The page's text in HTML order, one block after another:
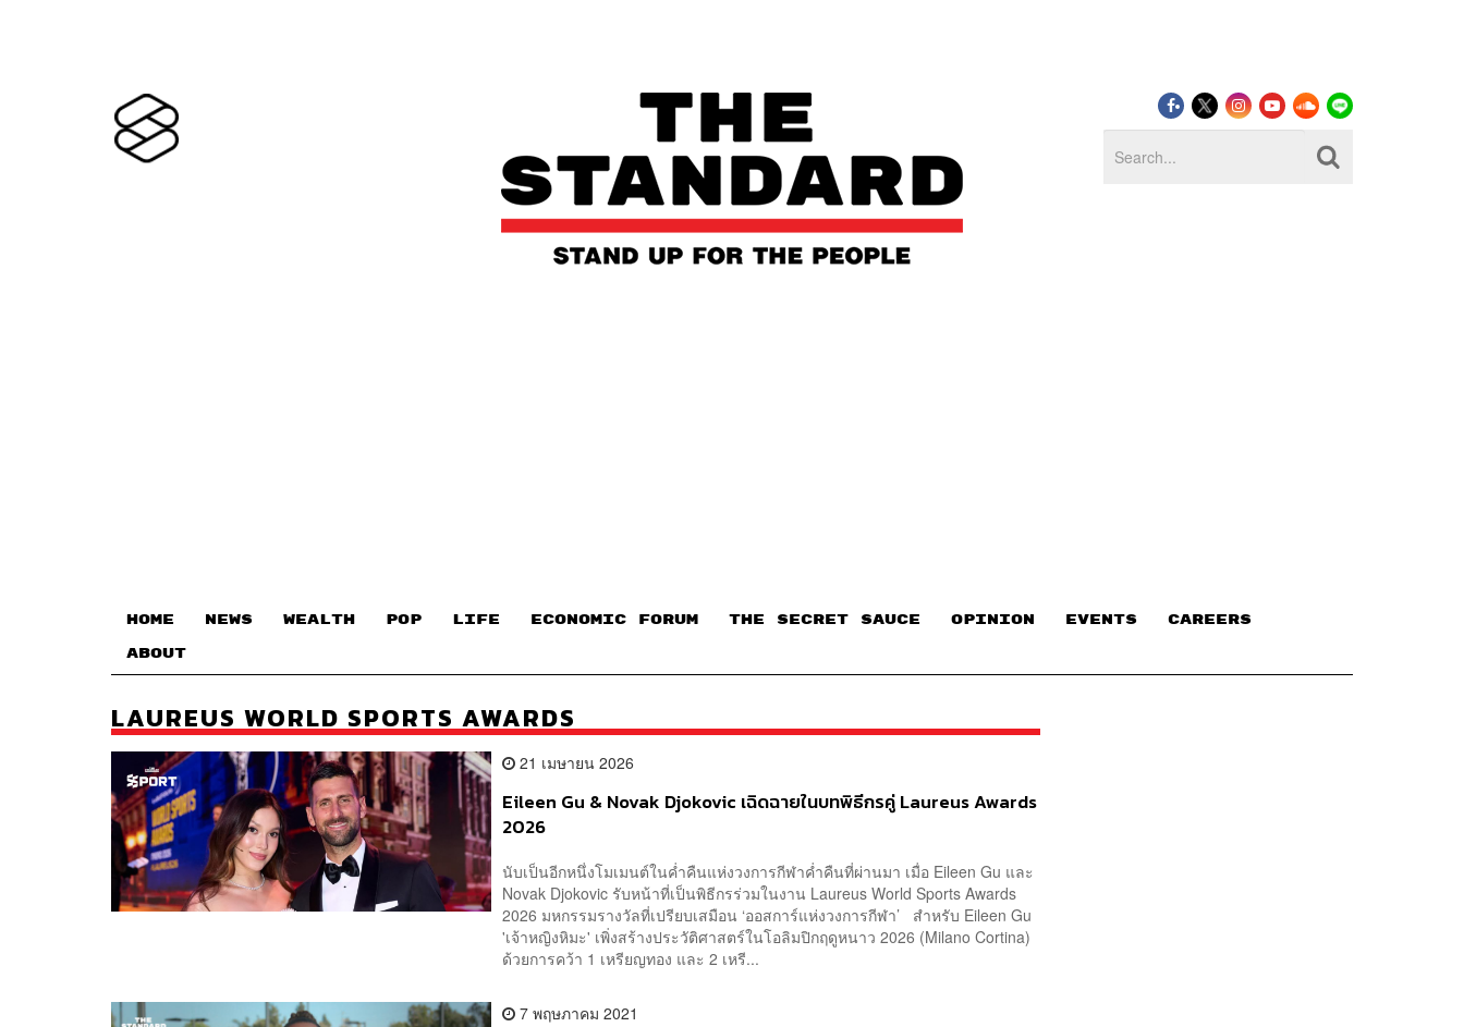
HOME NEWS WEALTH POP LIFE ECONOMIC FORUM THE SECRET SAUCE​ OPINION EVENTS CAREERS
ABOUT
LAUREUS WORLD SPORTS AWARDS
21 เมษายน 2026
Eileen Gu & Novak Djokovic เฉิดฉายในบทพิธีกรคู่ Laureus Awards
2026
นับเป็นอีกหนึ่งโมเมนต์ในค่ำคืนแห่งวงการกีฬาค่ำคืนที่ผ่านมา เมื่อ Eileen Gu และ
Novak Djokovic รับหน้าที่เป็นพิธีกรร่วมในงาน Laureus World Sports Awards
2026 มหกรรมรางวัลที่เปรียบเสมือน ‘ออสการ์แห่งวงการกีฬา’ สำหรับ Eileen Gu
'เจ้าหญิงหิมะ' เพิ่งสร้างประวัติศาสตร์ในโอลิมปิกฤดูหนาว 2026 (Milano Cortina)
ด้วยการคว้า 1 เหรียญทอง และ 2 เหรี...
7 พฤษภาคม 2021